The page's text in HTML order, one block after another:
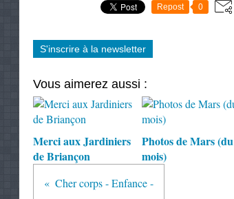
Repost 0
S'inscrire à la newsletter
Vous aimerez aussi :
Merci aux Jardiniers
de Briançon
Photos de Mars (du
mois)
Cher corps - Enfance -